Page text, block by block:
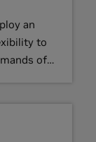
an
to
of